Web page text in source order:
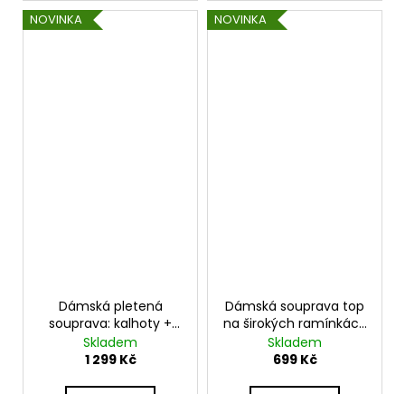
NOVINKA
Dámská pletená
souprava: kalhoty +
svetr Elefant NB152310
Skladem
1 299 Kč
NOVINKA
Dámská souprava top
na širokých ramínkách
a kalhoty s širokým
střihem K557
Skladem
699 Kč